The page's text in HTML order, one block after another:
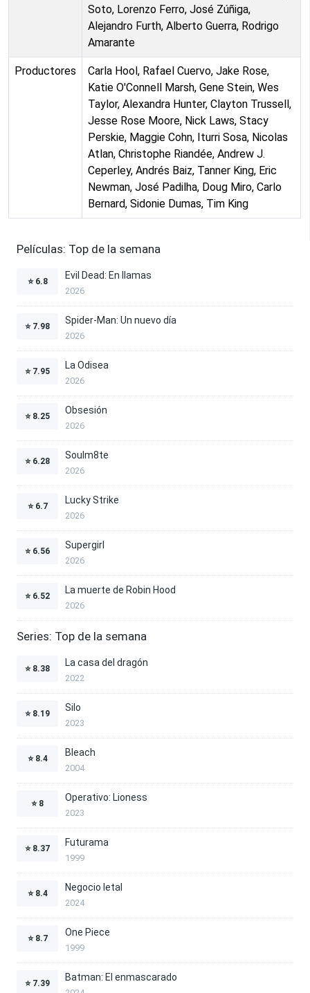
Soto, Lorenzo Ferro, José Zúñiga,
Alejandro Furth, Alberto Guerra, Rodrigo
Amarante
Productores
Carla Hool, Rafael Cuervo, Jake Rose,
Katie O'Connell Marsh, Gene Stein, Wes
Taylor, Alexandra Hunter, Clayton Trussell,
Jesse Rose Moore, Nick Laws, Stacy
Perskie, Maggie Cohn, Iturri Sosa, Nicolas
Atlan, Christophe Riandée, Andrew J.
Ceperley, Andrés Baiz, Tanner King, Eric
Newman, José Padilha, Doug Miro, Carlo
Bernard, Sidonie Dumas, Tim King
Películas: Top de la semana
⭐ 6.8
Evil Dead: En llamas
2026
⭐ 7.98
Spider-Man: Un nuevo día
2026
⭐ 7.95
La Odisea
2026
⭐ 8.25
Obsesión
2026
⭐ 6.28
Soulm8te
2026
⭐ 6.7
Lucky Strike
2026
⭐ 6.56
Supergirl
2026
⭐ 6.52
La muerte de Robin Hood
2026
Series: Top de la semana
⭐ 8.38
La casa del dragón
2022
⭐ 8.19
Silo
2023
⭐ 8.4
Bleach
2004
⭐ 8
Operativo: Lioness
2023
⭐ 8.37
Futurama
1999
⭐ 8.4
Negocio letal
2024
⭐ 8.7
One Piece
1999
⭐ 7.39
Batman: El enmascarado